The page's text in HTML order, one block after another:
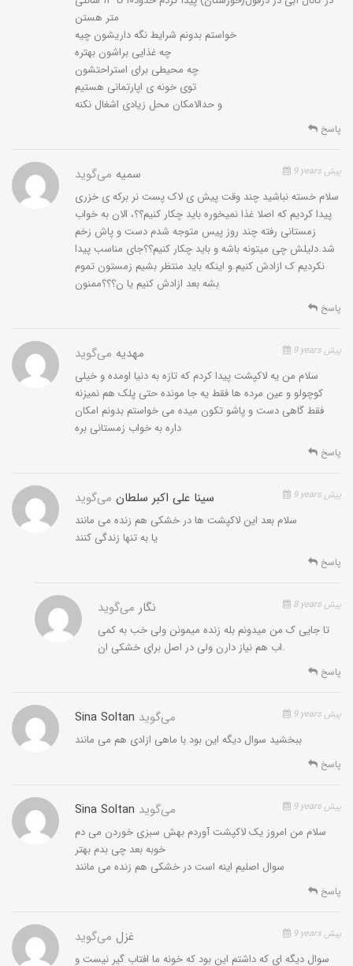
متر هستن
خواستم بدونم شرایط نگه داریشون چیه
چه غذایی براشون بهتره
چه محیطی برای استراحتشون
توی خونه ی اپارتمانی هستیم
و حدالامکان محل زیادی اشغال نکنه
پاسخ
سمیه می‌گوید 9 years پیش
سلام خسته نباشید چند وقت پیش ی لاک پست نر برکه ی خزری
پیدا کردیم که اصلا غذا نمیخوره باید چکار کنیم؟؟، الان به خواب
زمستانی رفته چند روز پیس متوجه شدم دست و پاش زخم
شد.دلیلش چی میتونه باشه و باید چکار کنیم؟؟جای مناسب پیدا
نکردیم ک ازادش کنیم.و اینکه باید منتظر بشیم زمستون تموم
بشه بعد ازادش کنیم یا ن؟؟؟ممنون
پاسخ
مهدیه می‌گوید 9 years پیش
سلام من یه لاکپشت پیدا کردم که تازه به دنیا اومده و خیلی
کوچولو و عین مرده ها فقط یه جا مونده حتی پلک هم نمیزنه
فقط گاهی دست و پاشو تکون میده می خواستم بدونم امکان
داره به خواب زمستانی بره
پاسخ
سینا علی اکبر سلطان می‌گوید 9 years پیش
سلام بعد این لاکپشت ها در خشکی هم زنده می مانند
یا به تنها زندگی کنند
پاسخ
نگار می‌گوید 8 years پیش
تا جایی ک من میدونم بله زنده میمونن ولی خب به کمی
اب هم نیاز دارن ولی در اصل برای خشکی ان.
پاسخ
Sina Soltan می‌گوید 9 years پیش
ببخشید سوال دیگه این بود با ماهی ازادی هم می مانند
پاسخ
Sina Soltan می‌گوید 9 years پیش
سلام من امروز یک لاکپشت آوردم بهش سبزی خوردن می دم
خوبه بعد چی بدم بهتر
سوال اصلیم اینه است در خشکی هم زنده می مانند
پاسخ
غزل می‌گوید 9 years پیش
سوال دیگه ای که داشتم این بود که خونه ما افتاب گیر نیست و